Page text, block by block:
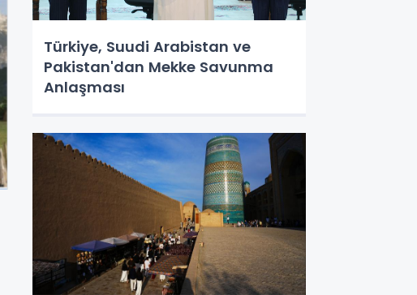
Türkiye, Suudi Arabistan ve
Pakistan'dan Mekke Savunma
Anlaşması